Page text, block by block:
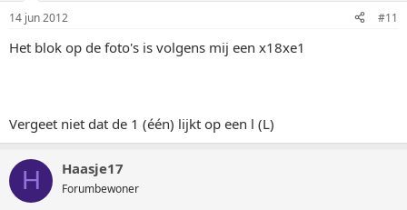
14 jun 2012 #11
Het blok op de foto's is volgens mij een x18xe1
Vergeet niet dat de 1 (één) lijkt op een l (L)
H Haasje17
Forumbewoner